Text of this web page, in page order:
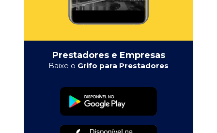
Prestadores e Empresas
Baixe o Grifo para Prestadores